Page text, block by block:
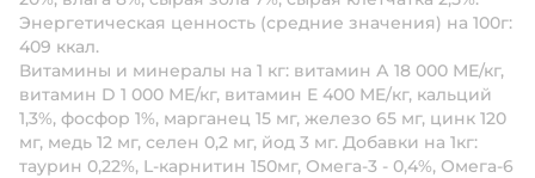
Энергетическая ценность (средние значения) на 100г:
409 ккал.
Витамины и минералы на 1 кг: витамин А 18 000 МЕ/кг,
витамин D 1 000 МЕ/кг, витамин E 400 ME/кг, кальций
1,3%, фосфор 1%, марганец 15 мг, железо 65 мг, цинк 120
мг, медь 12 мг, селен 0,2 мг, йод 3 мг. Добавки на 1кг:
таурин 0,22%, L-карнитин 150мг, Омега-3 - 0,4%, Омега-6